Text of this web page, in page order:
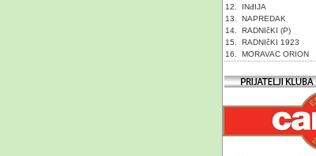
12.
INđIJA
13.
NAPREDAK
14.
RADNIčKI (P)
15.
RADNIčKI 1923
16.
MORAVAC ORION